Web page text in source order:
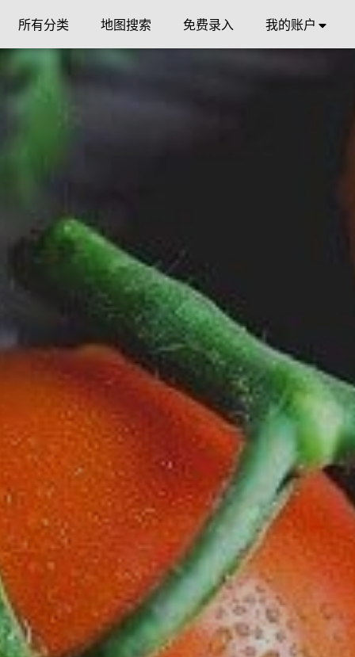
所有分类 地图搜索 免费录入 我的账户